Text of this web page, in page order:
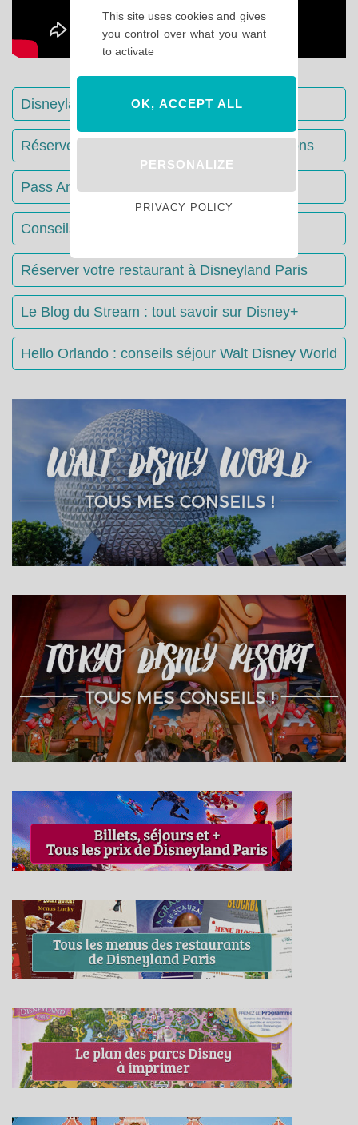
Disneyland Paris : Le guide complet
Réserver votre séjour : toutes les informations
Pass Annuels Disney : informations
Conseils & Astuces Disneyland Paris
Réserver votre restaurant à Disneyland Paris
Le Blog du Stream : tout savoir sur Disney+
Hello Orlando : conseils séjour Walt Disney World
This site uses cookies and gives
you control over what you want
to activate
OK, ACCEPT ALL
PERSONALIZE
PRIVACY POLICY